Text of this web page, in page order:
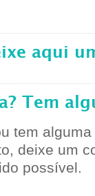
aqui
Tem
tem
deixe um
possível.